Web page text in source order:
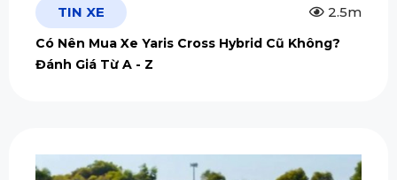
TIN XE 2.5m
Có Nên Mua Xe Yaris Cross Hybrid Cũ Không?
Đánh Giá Từ A - Z